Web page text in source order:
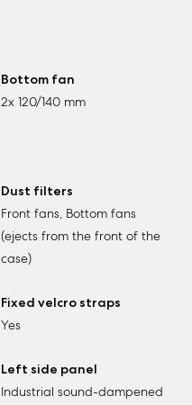
Bottom fan
2x 120/140 mm
Dust filters
Front fans, Bottom fans
(ejects from the front of the
case)
Fixed velcro straps
Yes
Left side panel
Industrial sound-dampened